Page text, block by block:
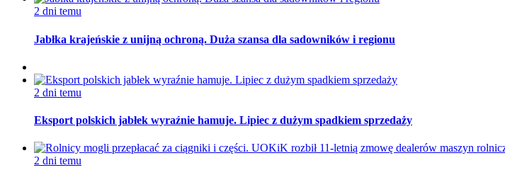
2 dni temu
Jabłka krajeńskie z unijną ochroną. Duża szansa dla sadowników i regionu
2 dni temu
Eksport polskich jabłek wyraźnie hamuje. Lipiec z dużym spadkiem sprzedaży
2 dni temu